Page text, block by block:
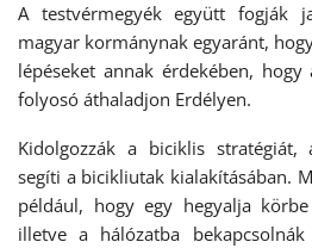
A testvérmegyék együtt fogják
magyar kormánynak egyaránt,
lépéseket annak érdekében, hogy
folyosó áthaladjon Erdélyen.
Kidolgozzák a biciklis stratégiát,
segíti a bicikliutak kialakításában.
például, hogy egy hegyalja
illetve a hálózatba